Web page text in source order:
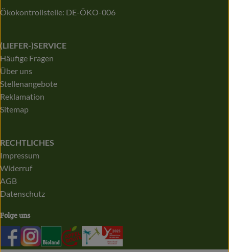
Ökokontrollstelle: DE-ÖKO-006
(LIEFER-)SERVICE
Häufige Fragen
Über uns
Stellenangebote
Reklamation
Sitemap
RECHTLICHES
Impressum
Widerruf
AGB
Datenschutz
Folge uns
Externer Link zu https://de-de.facebook.com/
Externer Link zu https://www.instagram.com/
Externer Link zu https://www.bioland.de/
Externer Link zu https://apfelroute.nrw
Externer Link zu https://